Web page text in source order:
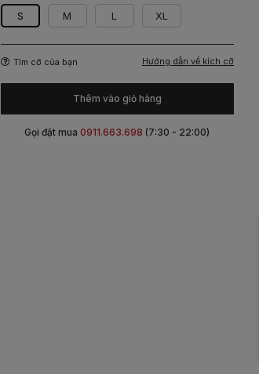
S M L XL
Tìm cỡ của bạn Hướng dẫn về kích cỡ
Thêm vào giỏ hàng
Gọi đặt mua0911.663.698 (7:30 - 22:00)